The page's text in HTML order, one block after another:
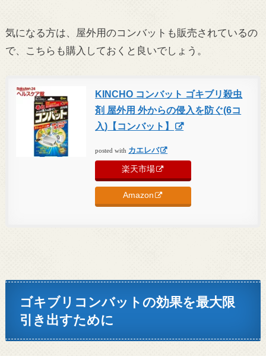
気になる方は、屋外用のコンバットも販売されているの
で、こちらも購入しておくと良いでしょう。
KINCHO コンバット ゴキブリ殺虫
剤 屋外用 外からの侵入を防ぐ(6コ
入)【コンバット】
posted with カエレバ
楽天市場
Amazon
ゴキブリコンバットの効果を最大限
引き出すために